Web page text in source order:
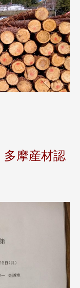
多摩産材認